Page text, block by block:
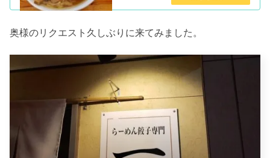
奥様のリクエスト久しぶりに来てみました。